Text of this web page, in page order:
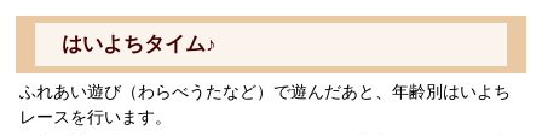
はいよちタイム♪
ふれあい遊び（わらべうたなど）で遊んだあと、年齢別はいよち
レースを行います。